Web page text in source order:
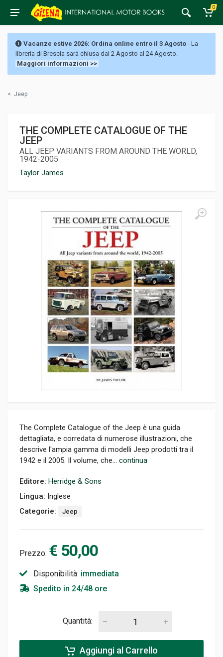
0
Vacanze estive 2026: Ordina online entro il 3 Agosto - La
libreria di Brescia sarà chiusa dal 2 Agosto al 24 Agosto.
Maggiori informazioni >>
< Jeep
THE COMPLETE CATALOGUE OF THE
JEEP
ALL JEEP VARIANTS FROM AROUND THE WORLD,
1942-2005
Taylor James
The Complete Catalogue of the Jeep è una guida
dettagliata, e corredata di numerose illustrazioni, che
descrive l'ampia gamma di modelli Jeep prodotti tra il
1942 e il 2005. Il volume, che... continua
Editore: Herridge & Sons
Lingua: Inglese
Categorie:
Jeep
Prezzo: € 50,00
Disponibilità: immediata
Spedito in 24/48 ore
Quantità:
Aggiungi al Carrello